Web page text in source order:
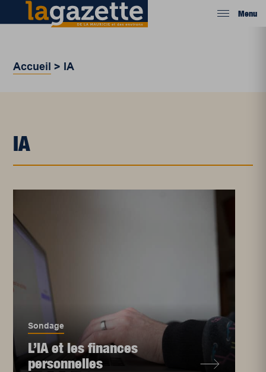
Menu
Accueil > IA
IA
Sondage
L’IA et les finances
personnelles